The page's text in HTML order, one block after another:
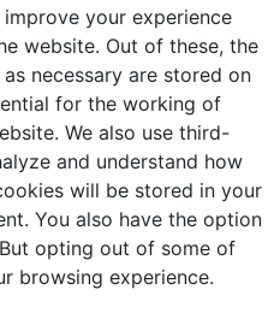
your experience
website. Out of these, the
necessary are stored on
for the working of
We also use third-
and understand how
will be stored in your
You also have the option
opting out of some of
browsing experience.